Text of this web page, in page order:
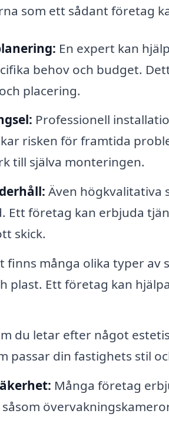
som ett sådant företag
En expert kan
behov och budget.
placering.
Professionell
risken för framtida
till själva monteringen.
Även högkvalitativa
Ett företag kan erbjuda
skick.
finns många olika typer av
plast. Ett företag kan
du letar efter något
passar din fastighets stil
Många företag